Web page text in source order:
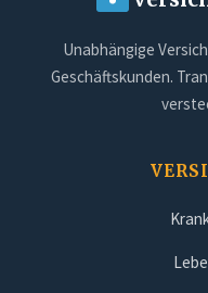
Unabhängige
Geschäftskunden.